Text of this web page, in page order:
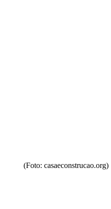
(Foto: casaeconstrucao.org)